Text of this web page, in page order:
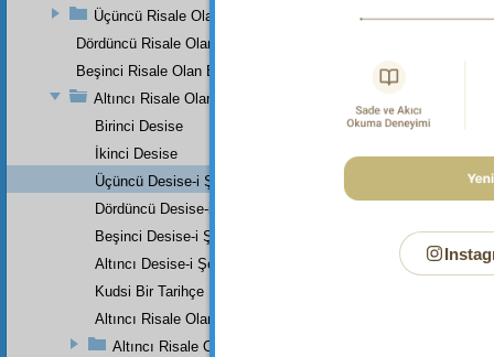
Üçüncü Risale Olan Üçüncü Kısım
Dördüncü Risale Olan Dördüncü Kısım
Beşinci Risale Olan Beşinci Kısım
Altıncı Risale Olan Altıncı Kısım
Birinci Desise
İkinci Desise
Üçüncü Desise-i Şeytaniye
Dördüncü Desise-i Şeytaniye
Beşinci Desise-i Şeytaniye
Altıncı Desise-i Şeytaniye
Kudsi Bir Tarihçe
Altıncı Risale Olan Altıncı Kısmın Zeyli
Altıncı Risale Olan Altıncı Kısımın Zeyli